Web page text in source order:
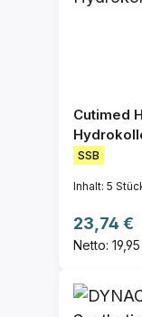
Cutimed
SSB
Inhalt: 5
23,74 €
Netto: